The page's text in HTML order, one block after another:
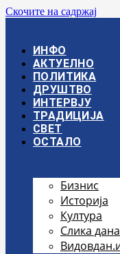
Скочите на садржај
ИНФО
АКТУЕЛНО
ПОЛИТИКА
ДРУШТВО
ИНТЕРВЈУ
ТРАДИЦИЈА
СВЕТ
ОСТАЛО
Бизнис
Историја
Култура
Слика дана